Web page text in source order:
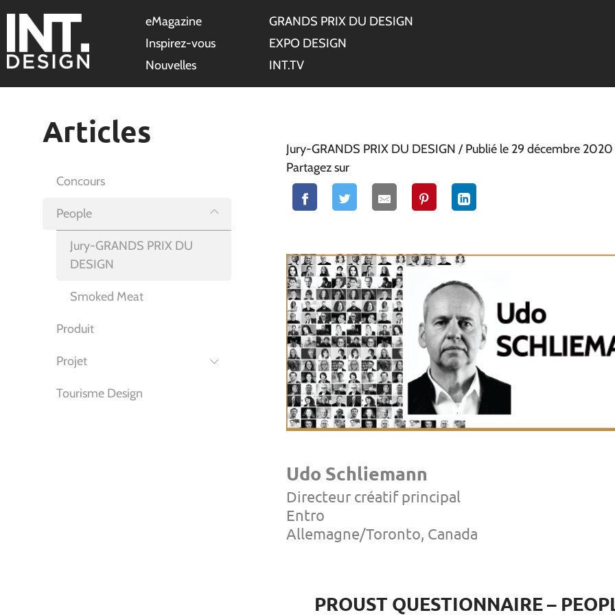
eMagazine
Inspirez-vous
Nouvelles
GRANDS PRIX DU DESIGN
EXPO DESIGN
INT.TV
Articles
Concours
People
Jury-GRANDS PRIX DU
DESIGN
Smoked Meat
Produit
Projet
Tourisme Design
Jury-GRANDS PRIX DU DESIGN / Publié le 29 décembre 2020
Partagez sur
Udo Schliemann
Directeur créatif principal
Entro
Allemagne/Toronto, Canada
PROUST QUESTIONNAIRE –